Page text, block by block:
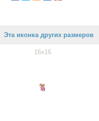
Эта иконка других размеров
16x16